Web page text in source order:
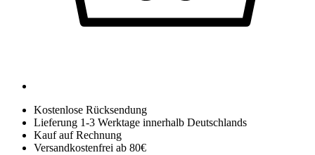
Kostenlose Rücksendung
Lieferung 1-3 Werktage innerhalb Deutschlands
Kauf auf Rechnung
Versandkostenfrei ab 80€